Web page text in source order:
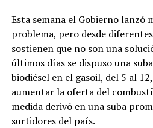
Esta semana el Gobierno lanzó
problema, pero desde
sostienen que no son una
últimos días se dispuso una
biodiésel en el gasoil, del 5 al
aumentar la oferta del
medida derivó en una suba
surtidores del país.